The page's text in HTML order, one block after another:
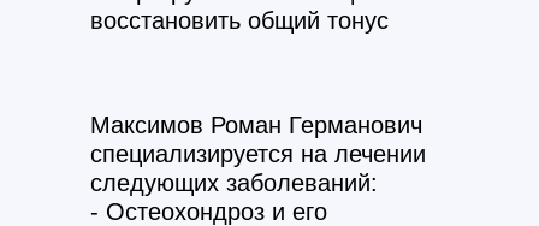
восстановить общий тонус
Максимов Роман Германович
специализируется на лечении
следующих заболеваний:
- Остеохондроз и его